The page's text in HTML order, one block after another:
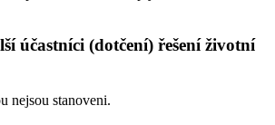
účastníci (dotčení) řešení životní
nejsou stanoveni.